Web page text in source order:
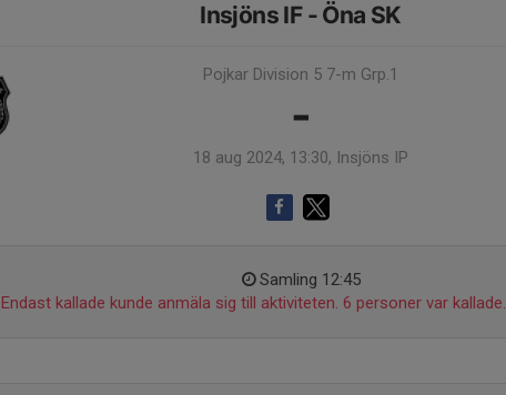
Insjöns IF - Öna SK
Pojkar Division 5 7-m Grp.1
-
18 aug 2024, 13:30, Insjöns IP
Samling 12:45
Endast kallade kunde anmäla sig till aktiviteten. 6 personer var kallade.